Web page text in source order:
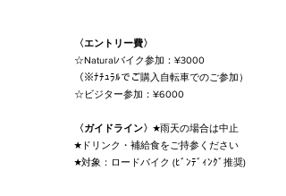
〈エントリー費〉
☆Naturalバイク参加：¥3000
​（※ﾅﾁｭﾗﾙでご購入自転車でのご参加）
☆ビジター参加：¥6000
​〈ガイドライン〉 ★雨天の場合は中止
★ドリンク・補給食をご持参ください
​★対象：ロードバイク (ﾋﾞﾝﾃﾞｨﾝｸﾞ推奨)